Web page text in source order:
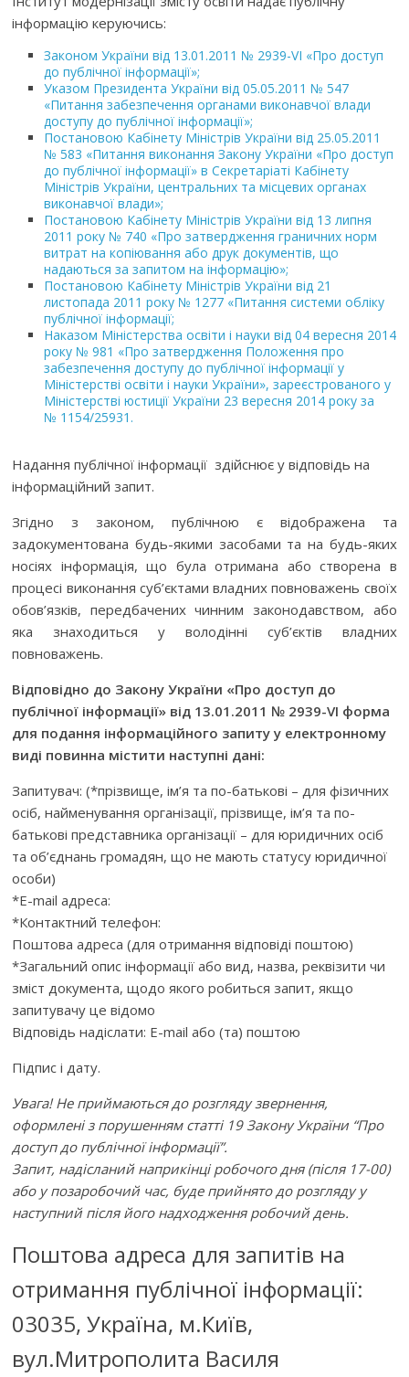
інформацію керуючись:
Законом України від 13.01.2011 № 2939-VІ «Про доступ
до публічної інформації»;
Указом Президента України від 05.05.2011 № 547
«Питання забезпечення органами виконавчої влади
доступу до публічної інформації»;
Постановою Кабінету Міністрів України від 25.05.2011
№ 583 «Питання виконання Закону України «Про доступ
до публічної інформації» в Секретаріаті Кабінету
Міністрів України, центральних та місцевих органах
виконавчої влади»;
Постановою Кабінету Міністрів України від 13 липня
2011 року № 740 «Про затвердження граничних норм
витрат на копіювання або друк документів, що
надаються за запитом на інформацію»;
Постановою Кабінету Міністрів України від 21
листопада 2011 року № 1277 «Питання системи обліку
публічної інформації;
Наказом Міністерства освіти і науки від 04 вересня 2014
року № 981 «Про затвердження Положення про
забезпечення доступу до публічної інформації у
Міністерстві освіти і науки України», зареєстрованого у
Міністерстві юстиції України 23 вересня 2014 року за
№ 1154/25931.
Надання публічної інформації здійснює у відповідь на
інформаційний запит.
Згідно з законом, публічною є відображена та
задокументована будь-якими засобами та на будь-яких
носіях інформація, що була отримана або створена в
процесі виконання суб’єктами владних повноважень своїх
обов’язків, передбачених чинним законодавством, або
яка знаходиться у володінні суб’єктів владних
повноважень.
Відповідно до Закону України «Про доступ до
публічної інформації» від 13.01.2011 № 2939-VI форма
для подання інформаційного запиту у електронному
виді повинна містити наступні дані:
Запитувач: (*прізвище, ім’я та по-батькові – для фізичних
осіб, найменування організації, прізвище, ім’я та по-
батькові представника організації – для юридичних осіб
та об’єднань громадян, що не мають статусу юридичної
особи)
*E-mail адреса:
*Контактний телефон:
Поштова адреса (для отримання відповіді поштою)
*Загальний опис інформації або вид, назва, реквізити чи
зміст документа, щодо якого робиться запит, якщо
запитувачу це відомо
Відповідь надіслати: E-mail або (та) поштою
Підпис і дату.
Увага! Не приймаються до розгляду звернення,
оформлені з порушенням статті 19 Закону України “Про
доступ до публічної інформації”.
Запит, надісланий наприкінці робочого дня (після 17-00)
або у позаробочий час, буде прийнято до розгляду у
наступний після його надходження робочий день.
Поштова адреса для запитів на
отримання публічної інформації:
03035, Україна, м.Київ,
вул.Митрополита Василя